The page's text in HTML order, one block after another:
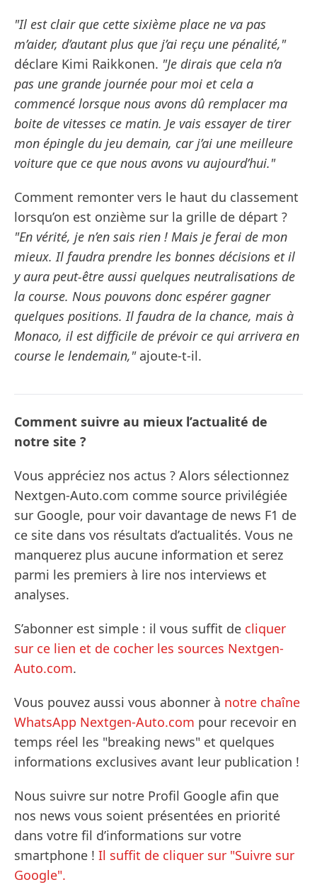
"Il est clair que cette sixième place ne va pas
m’aider, d’autant plus que j’ai reçu une pénalité,"
déclare Kimi Raikkonen. "Je dirais que cela n’a
pas une grande journée pour moi et cela a
commencé lorsque nous avons dû remplacer ma
boite de vitesses ce matin. Je vais essayer de tirer
mon épingle du jeu demain, car j’ai une meilleure
voiture que ce que nous avons vu aujourd’hui."
Comment remonter vers le haut du classement
lorsqu’on est onzième sur la grille de départ ?
"En vérité, je n’en sais rien ! Mais je ferai de mon
mieux. Il faudra prendre les bonnes décisions et il
y aura peut-être aussi quelques neutralisations de
la course. Nous pouvons donc espérer gagner
quelques positions. Il faudra de la chance, mais à
Monaco, il est difficile de prévoir ce qui arrivera en
course le lendemain,"ajoute-t-il.
Comment suivre au mieux l’actualité de
notre site ?
Vous appréciez nos actus ? Alors sélectionnez
Nextgen-Auto.com comme source privilégiée
sur Google, pour voir davantage de news F1 de
ce site dans vos résultats d’actualités. Vous ne
manquerez plus aucune information et serez
parmi les premiers à lire nos interviews et
analyses.
S’abonner est simple : il vous suffit de cliquer
sur ce lien et de cocher les sources Nextgen-
Auto.com.
Vous pouvez aussi vous abonner à notre chaîne
WhatsApp Nextgen-Auto.com pour recevoir en
temps réel les "breaking news" et quelques
informations exclusives avant leur publication !
Nous suivre sur notre Profil Google afin que
nos news vous soient présentées en priorité
dans votre fil d’informations sur votre
smartphone ! Il suffit de cliquer sur "Suivre sur
Google".